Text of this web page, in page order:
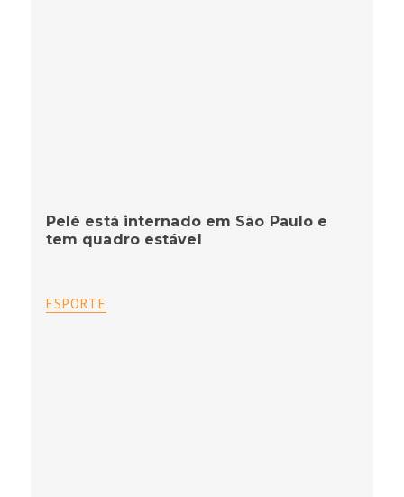
Pelé está internado em São Paulo e
tem quadro estável
ESPORTE